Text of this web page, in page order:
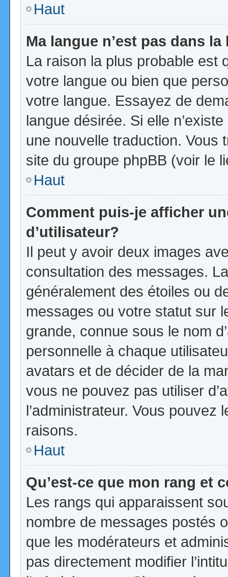
Haut
Ma langue n’est pas dans la
La raison la plus probable est
votre langue ou bien que
votre langue. Essayez de
langue désirée. Si elle
une nouvelle traduction. Vous
site du groupe phpBB (voir le
Haut
Comment puis-je afficher
d’utilisateur?
Il peut y avoir deux images
consultation des messages.
généralement des étoiles ou
messages ou votre statut sur
grande, connue sous le nom
personnelle à chaque
avatars et de décider de la
vous ne pouvez pas utiliser
l’administrateur. Vous
raisons.
Haut
Qu’est-ce que mon rang et
Les rangs qui apparaissent
nombre de messages postés
que les modérateurs et
pas directement modifier